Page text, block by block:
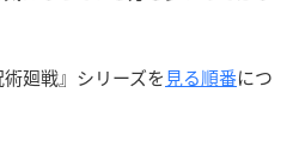
廻戦』シリーズを見る順番につ